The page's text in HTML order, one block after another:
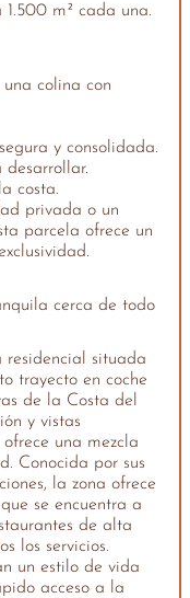
m² cada una.
colina con
y consolidada.
costa.
privada o un
parcela ofrece un
cerca de todo
residencial situada
trayecto en coche
de la Costa del
y vistas
una mezcla
Conocida por sus
la zona ofrece
se encuentra a
de alta
los servicios.
un estilo de vida
acceso a la